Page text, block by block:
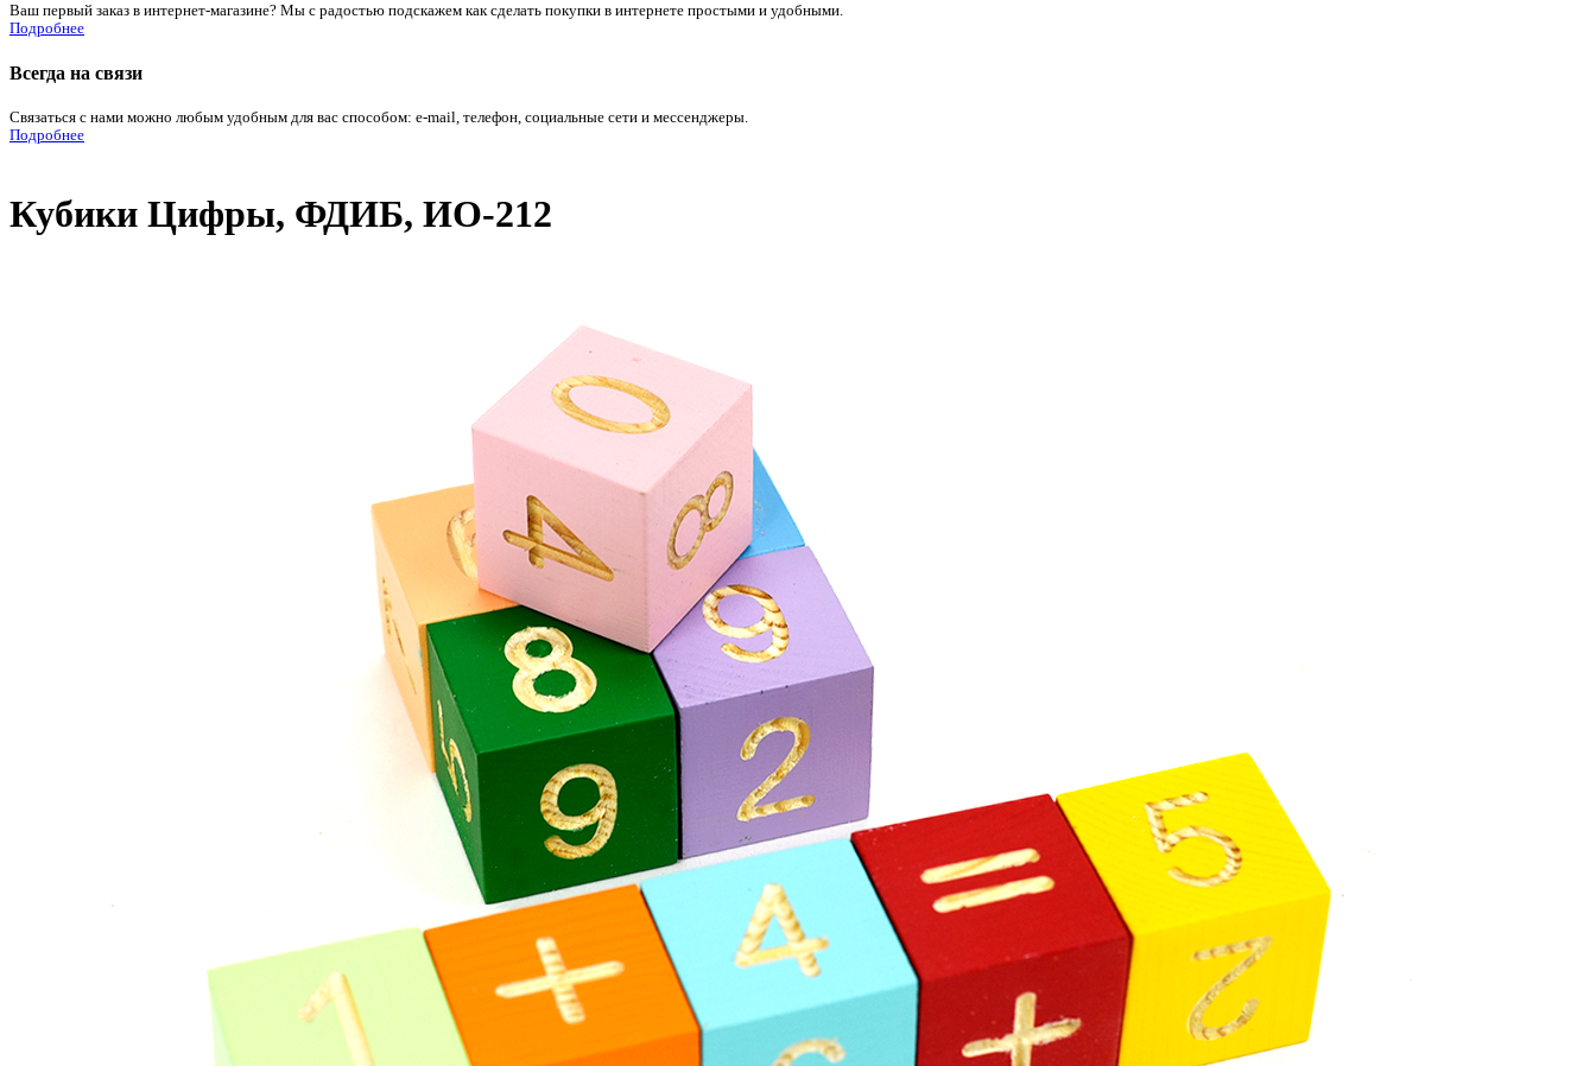
Ваш первый заказ в интернет-магазине? Мы с радостью подскажем как сделать покупки в интернете простыми и удобными.
Подробнее
Всегда на связи
Связаться с нами можно любым удобным для вас способом: e-mail, телефон, социальные сети и мессенджеры.
Подробнее
Кубики Цифры, ФДИБ, ИО-212